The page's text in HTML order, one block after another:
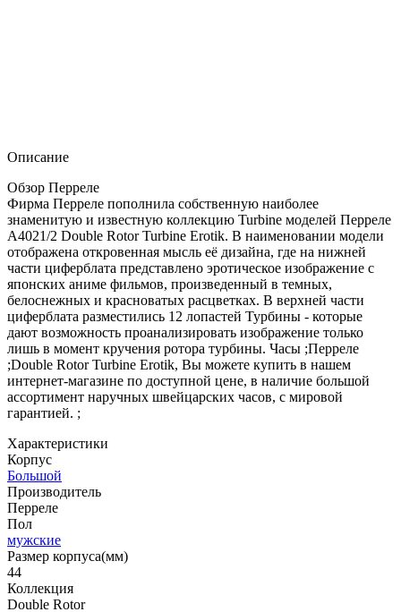
Описание
Обзор Перреле
Фирма Перреле пополнила собственную наиболее
знаменитую и известную коллекцию Turbine моделей Перреле
A4021/2 Double Rotor Turbine Erotik. В наименовании модели
отображена откровенная мысль её дизайна, где на нижней
части циферблата представлено эротическое изображение с
японских аниме фильмов, произведенный в темных,
белоснежных и красноватых расцветках. В верхней части
циферблата разместились 12 лопастей Турбины - которые
дают возможность проанализировать изображение только
лишь в момент кручения ротора турбины. Часы ;Перреле
;Double Rotor Turbine Erotik, Вы можете купить в нашем
интернет-магазине по доступной цене, в наличие большой
ассортимент наручных швейцарских часов, с мировой
гарантией. ;
Характеристики
Корпус
Большой
Производитель
Перреле
Пол
мужские
Размер корпуса(мм)
44
Коллекция
Double Rotor